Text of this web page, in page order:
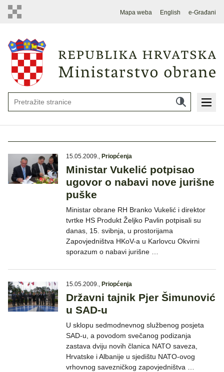
Mapa weba English e-Građani
15.05.2009., Priopćenja
Ministar Vukelić potpisao
ugovor o nabavi nove jurišne
puške
Ministar obrane RH Branko Vukelić i direktor
tvrtke HS Produkt Željko Pavlin potpisali su
danas, 15. svibnja, u prostorijama
Zapovjedništva HKoV-a u Karlovcu Okvirni
sporazum o nabavi jurišne …
15.05.2009., Priopćenja
Državni tajnik Pjer Šimunović
u SAD-u
U sklopu sedmodnevnog službenog posjeta
SAD-u, a povodom svečanog podizanja
zastava dviju novih članica NATO saveza,
Hrvatske i Albanije u sjedištu NATO-ovog
vrhovnog savezničkog zapovjedništva …